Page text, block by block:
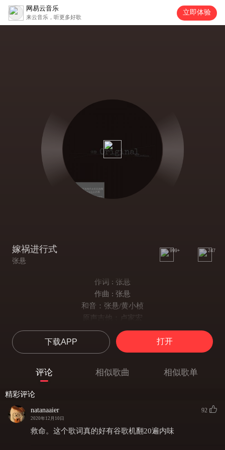
网易云音乐
来云音乐，听更多好歌
立即体验
嫁祸进行式
张悬
999+ 247
作词 : 张悬
作曲 : 张悬
和音：张悬/黄小桢
原声吉他：卢家宏
电吉他：张悬
贝斯：罗伟纶（水獭）
鼓：任柏璋
Clapping: Deserts/林维轩Cent/黄小桢Berry/詹子仪Renee
搭配好的伪装；这开场布置就下得漂亮
有机会 没天份 肯用心就 不至于怯场
下载APP 打开
评论 相似歌曲 相似歌单
精彩评论
natanaaier
2020年12月10日
92
救命。这个歌词真的好有谷歌机翻20遍内味